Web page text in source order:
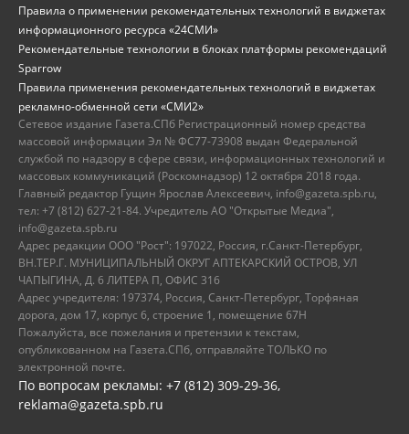
Правила о применении рекомендательных технологий в виджетах
информационного ресурса «24СМИ»
Рекомендательные технологии в блоках платформы рекомендаций
Sparrow
Правила применения рекомендательных технологий в виджетах
рекламно-обменной сети «СМИ2»
Сетевое издание Газета.СПб Регистрационный номер средства
массовой информации Эл № ФС77-73908 выдан Федеральной
службой по надзору в сфере связи, информационных технологий и
массовых коммуникаций (Роскомнадзор) 12 октября 2018 года.
Главный редактор Гущин Ярослав Алексеевич, info@gazeta.spb.ru,
тел: +7 (812) 627-21-84. Учредитель АО "Открытые Медиа",
info@gazeta.spb.ru
Адрес редакции ООО "Рост": 197022, Россия, г.Санкт-Петербург,
ВН.ТЕР.Г. МУНИЦИПАЛЬНЫЙ ОКРУГ АПТЕКАРСКИЙ ОСТРОВ, УЛ
ЧАПЫГИНА, Д. 6 ЛИТЕРА П, ОФИС 316
Адрес учредителя: 197374, Россия, Санкт-Петербург, Торфяная
дорога, дом 17, корпус 6, строение 1, помещение 67Н
Пожалуйста, все пожелания и претензии к текстам,
опубликованном на Газета.СПб, отправляйте ТОЛЬКО по
электронной почте.
По вопросам рекламы: +7 (812) 309-29-36,
reklama@gazeta.spb.ru